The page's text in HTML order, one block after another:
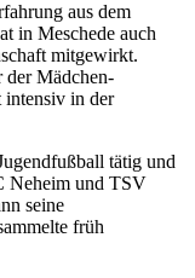
aus dem
in Meschede auch
mitgewirkt.
der Mädchen-
intensiv in der
tätig und
Neheim und TSV
seine
früh